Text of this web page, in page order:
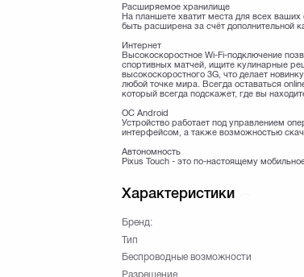
Расширяемое хранилище
На планшете хватит места для всех
быть расширена за счёт дополнительной
Интернет
Высокоскоростное Wi-Fi-подключение
спортивных матчей, ищите кулинарные
высокоскоростного 3G, что делает
любой точке мира. Всегда оставаться
который всегда подскажет, где вы
ОС Android
Устройство работает под управлением
интерфейсом, а также возможностью
Автономность
Pixus Touch - это по-настоящему
Характеристики
Бренд:
Тип
Беспроводные возможности
Разрешение